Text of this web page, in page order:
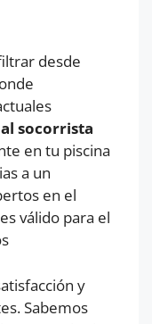
desde
socorrista
en tu piscina
a un
en el
válido para el
y
Sabemos